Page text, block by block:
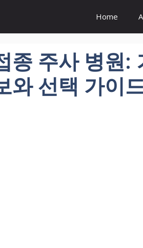
Home
종 주사 병원:
와 선택 가이